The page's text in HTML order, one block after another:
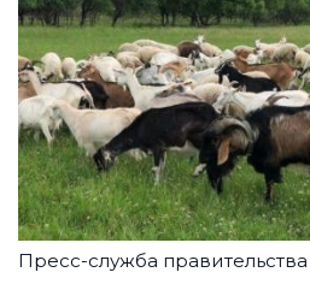
Пресс-служба